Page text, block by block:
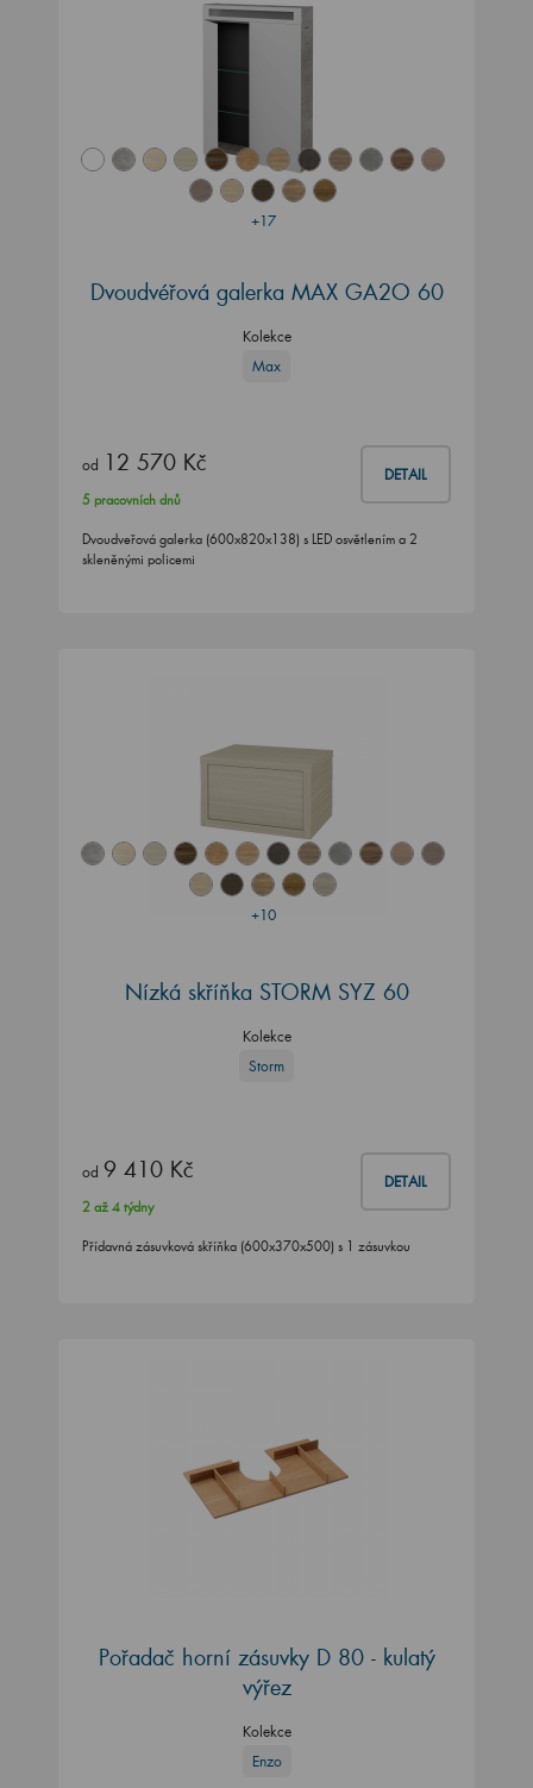
+17
Dvoudvéřová galerka MAX GA2O 60
Kolekce
Max
od 12 570 Kč DETAIL
5 pracovních dnů
Dvoudveřová galerka (600x820x138) s LED osvětlením a 2
skleněnými policemi
+10
Nízká skříňka STORM SYZ 60
Kolekce
Storm
od 9 410 Kč DETAIL
2 až 4 týdny
Přídavná zásuvková skříňka (600x370x500) s 1 zásuvkou
Pořadač horní zásuvky D 80 - kulatý
výřez
Kolekce
Enzo